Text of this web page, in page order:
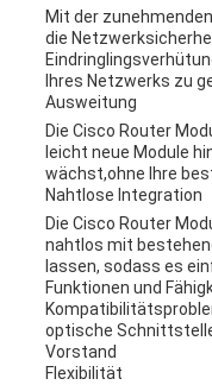
Mit der
die
Ihres Netzwerks zu
Ausweitung
Die Cisco Router
leicht neue Module
wächst,ohne Ihre
Nahtlose Integration
Die Cisco Router
nahtlos mit
lassen, sodass es
Funktionen und
optische
Vorstand
Flexibilität